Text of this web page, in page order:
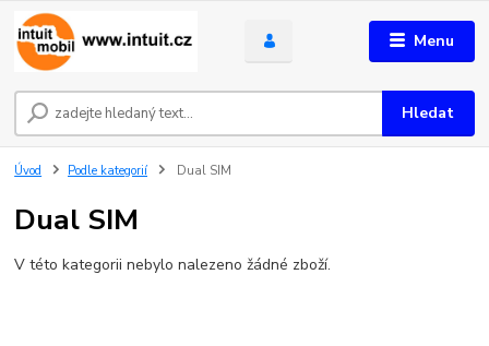
Menu
Hledat
Úvod Podle kategorií Dual SIM
Dual SIM
V této kategorii nebylo nalezeno žádné zboží.